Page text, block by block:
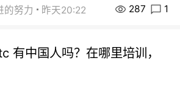
的努力 昨天20:22 287 1
有中国人吗？在哪里培训，